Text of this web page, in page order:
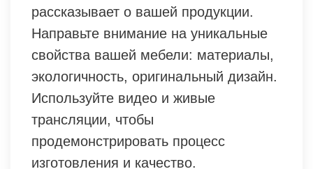
рассказывает о вашей продукции.
Направьте внимание на уникальные
свойства вашей мебели: материалы,
экологичность, оригинальный дизайн.
Используйте видео и живые
трансляции, чтобы
продемонстрировать процесс
изготовления и качество.